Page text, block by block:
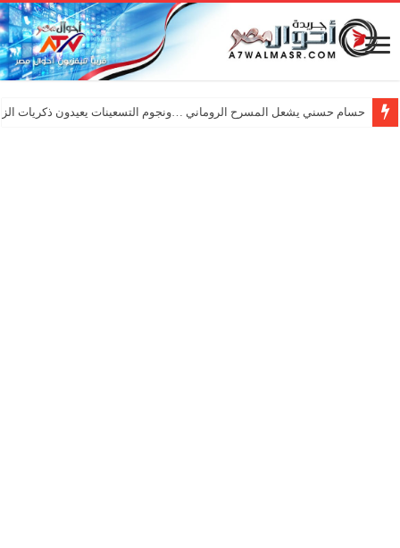
حسام حسني يشعل المسرح الروماني …ونجوم التسعينات يعيدون ذكريات